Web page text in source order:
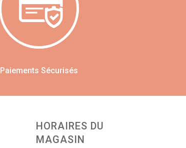
Paiements Sécurisés
HORAIRES DU
MAGASIN